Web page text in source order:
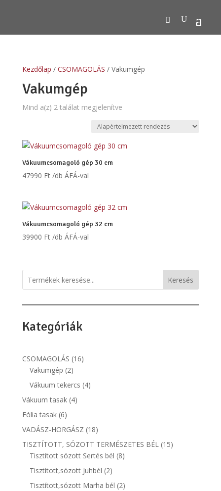
Kezdőlap / CSOMAGOLÁS / Vakumgép
Vakumgép
Mind a(z) 2 találat megjelenítve
Vákuumcsomagoló gép 30 cm
47990 Ft /db ÁFÁ-val
Vákuumcsomagoló gép 32 cm
39900 Ft /db ÁFÁ-val
Keresés
Kategóriák
CSOMAGOLÁS 1616
Vakumgép 22
termék
Vákuum tekercs 44
Vákuum tasak 44
Fólia tasak 66
termék
VADÁSZ-HORGÁSZ 1818
termék
TISZTÍTOTT, SÓZOTT TERMÉSZETES BÉL 1515
Tisztított sózott Sertés bél 88
Tisztított,sózott Juhbél 22
termék
Tisztított,sózott Marha bél 22